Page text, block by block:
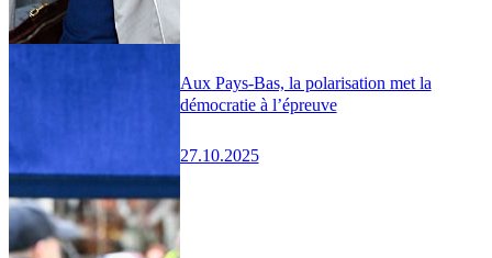
Aux Pays-Bas, la polarisation met la
démocratie à l’épreuve
27.10.2025